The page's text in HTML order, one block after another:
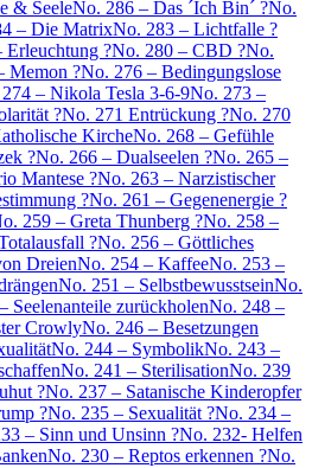
& SeeleNo. 286 – Das ´Ich Bin´ ?No.
– Die MatrixNo. 283 – Lichtfalle ?
Erleuchtung ?No. 280 – CBD ?No.
Memon ?No. 276 – Bedingungslose
– Nikola Tesla 3-6-9No. 273 –
?No. 271 Entrückung ?No. 270
KircheNo. 268 – Gefühle
?No. 266 – Dualseelen ?No. 265 –
Mantese ?No. 263 – Narzistischer
?No. 261 – Gegenenergie ?
259 – Greta Thunberg ?No. 258 –
?No. 256 – Göttliches
DreienNo. 254 – KaffeeNo. 253 –
No. 251 – SelbstbewusstseinNo.
Seelenanteile zurückholenNo. 248 –
CrowlyNo. 246 – Besetzungen
No. 244 – SymbolikNo. 243 –
No. 241 – SterilisationNo. 239
?No. 237 – Satanische Kinderopfer
?No. 235 – Sexualität ?No. 234 –
– Sinn und Unsinn ?No. 232- Helfen
No. 230 – Reptos erkennen ?No.